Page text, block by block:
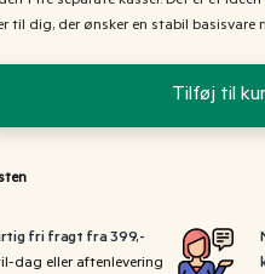
til dig, der ønsker en stabil basisvare
Tilføj til
fri fragt fra 399,-
dag eller aftenlevering